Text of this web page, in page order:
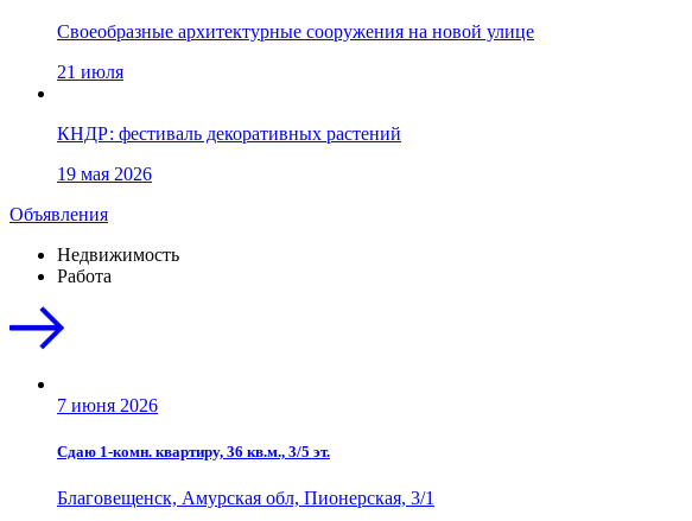
Своеобразные архитектурные сооружения на новой улице
21 июля
КНДР: фестиваль декоративных растений
19 мая 2026
Объявления
Недвижимость
Работа
7 июня 2026
Сдаю 1-комн. квартиру, 36 кв.м., 3/5 эт.
Благовещенск, Амурская обл, Пионерская, 3/1